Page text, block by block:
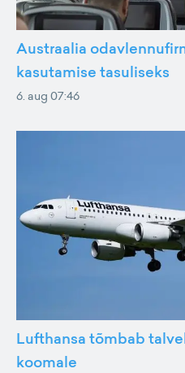
Austraalia
kasutamise tasuliseks
6. aug 07:46
Lufthansa tõmbab
koomale